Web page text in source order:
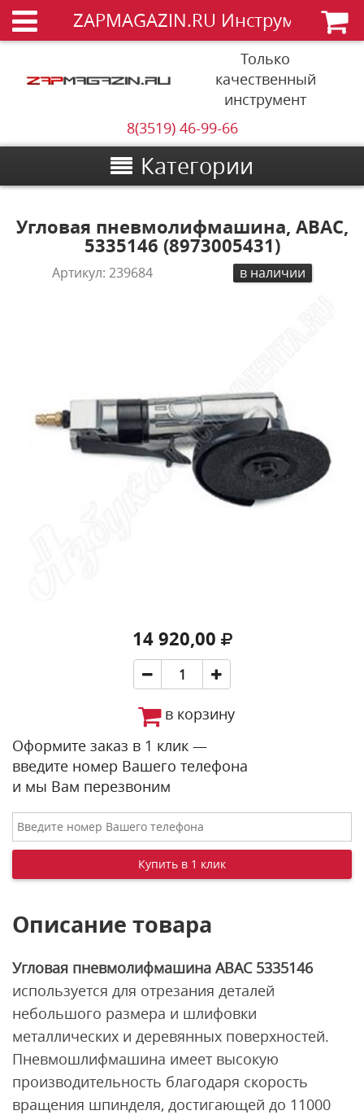
ZAPMAGAZIN.RU Инструменты
Только
качественный
инструмент
8(3519) 46-99-66
Категории
Угловая пневмолифмашина, ABAC,
5335146 (8973005431)
Артикул:239684 в наличии
14 920,00
в корзину
Оформите заказ в 1 клик —
введите номер Вашего телефона
и мы Вам перезвоним
Описание товара
Угловая пневмолифмашина ABAC 5335146
используется для отрезания деталей
небольшого размера и шлифовки
металлических и деревянных поверхностей.
Пневмошлифмашина имеет высокую
производительность благодаря скорость
вращения шпинделя, достигающей до 11000